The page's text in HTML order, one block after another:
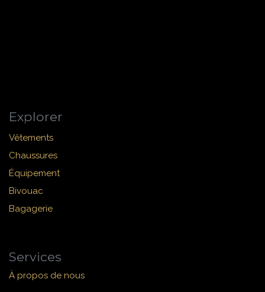
Explorer
Vêtements
Chaussures
Équipement
Bivouac
Bagagerie
Services
À propos de nous